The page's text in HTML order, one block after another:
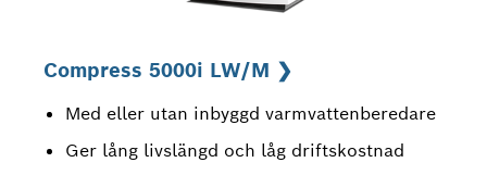
Compress 5000i LW/M ❯
Med eller utan inbyggd varmvattenberedare
Ger lång livslängd och låg driftskostnad